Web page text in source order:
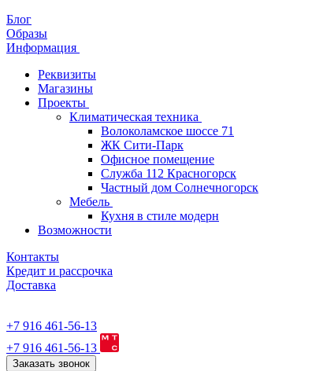
Блог
Образы
Информация
Реквизиты
Магазины
Проекты
Климатическая техника
Волоколамское шоссе 71
ЖК Сити-Парк
Офисное помещение
Служба 112 Красногорск
Частный дом Солнечногорск
Мебель
Кухня в стиле модерн
Возможности
Контакты
Кредит и рассрочка
Доставка
+7 916 461-56-13
+7 916 461-56-13
Заказать звонок